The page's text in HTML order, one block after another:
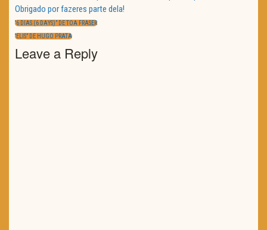
Obrigado por fazeres parte dela!
Navegação
de
artigos
PREVIOUS
“6 DIAS (6 DAYS)” DE TOA FRASER
NEXT
“ELIS” DE HUGO PRATA
Leave a Reply